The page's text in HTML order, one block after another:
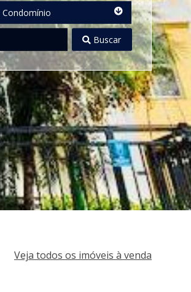
Condomínio
Buscar
Veja todos os imóveis à venda